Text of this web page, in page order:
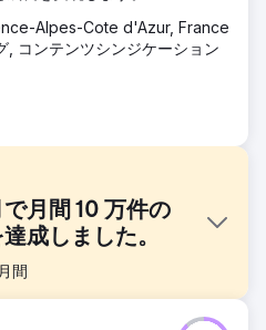
Alpes-Cote d'Azur, France
, コンテンツシンジケーション
月間 10 万件の
成しました。
間